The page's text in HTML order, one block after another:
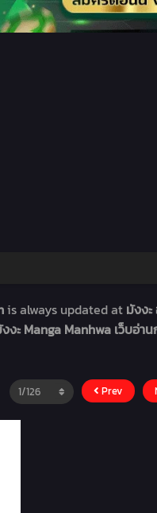
is always updated at มังง
งะ Manga Manhwa เว็บอ่า
Prev